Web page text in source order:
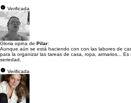
Verificada
Gloria opina de Pilar:
Aunque aún se está haciendo con con las labores de
para la organizar las tareas de casa, ropa, armarios...
seriedad.
Verificada